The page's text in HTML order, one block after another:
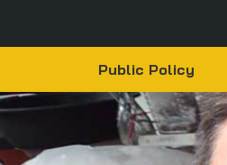
Public Policy